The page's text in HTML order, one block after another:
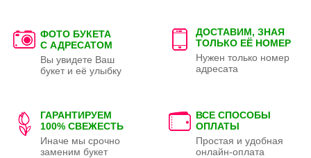
ФОТО БУКЕТА
С АДРЕСАТОМ
Вы увидете Ваш
букет и её улыбку
ДОСТАВИМ, ЗНАЯ
ТОЛЬКО ЕЁ НОМЕР
Нужен только номер
адресата
ГАРАНТИРУЕМ
100% СВЕЖЕСТЬ
Иначе мы срочно
заменим букет
ВСЕ СПОСОБЫ
ОПЛАТЫ
Простая и удобная
онлайн-оплата